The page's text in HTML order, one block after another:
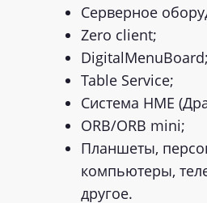
Серверное
Zero client;
DigitalMenuBoard;
Table Service;
Система HME
ORB/ORB mini;
Планшеты,
компьютеры,
другое.